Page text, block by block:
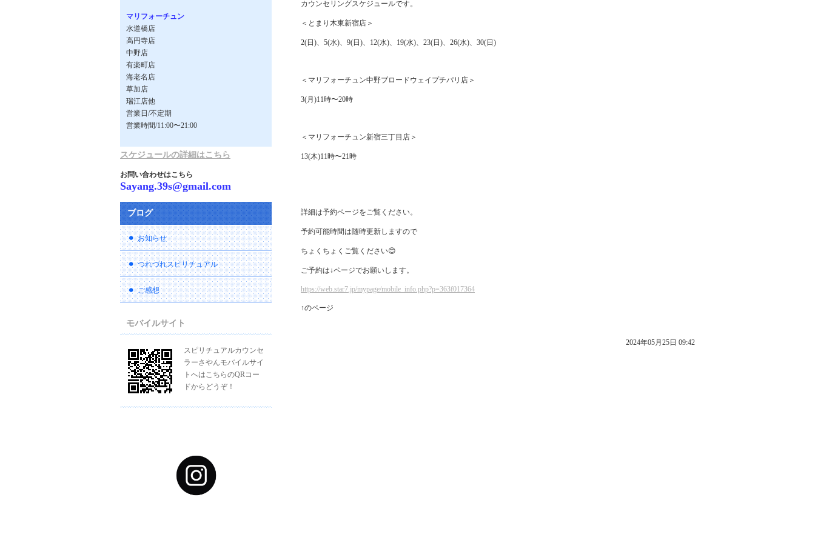
カウンセリングスケジュールです。
＜とまり木東新宿店＞
2(日)、5(水)、9(日)、12(水)、19(水)、23(日)、26(水)、30(日)
＜マリフォーチュン中野ブロードウェイプチパリ店＞
3(月)11時〜20時
＜マリフォーチュン新宿三丁目店＞
13(木)11時〜21時
詳細は予約ページをご覧ください。
予約可能時間は随時更新しますので
ちょくちょくご覧ください😊
ご予約は↓ページでお願いします。
https://web.star7.jp/mypage/mobile_info.php?p=363f017364
↑のページ
2024年05月25日 09:42
マリフォーチュン
水道橋店
高円寺店
中野店
有楽町店
海老名店
草加店
瑞江店他
営業日/不定期
営業時間/11:00〜21:00
スケジュールの詳細はこちら
お問い合わせはこちら
Sayang.39s@gmail.com
ブログ
お知らせ
つれづれスピリチュアル
ご感想
モバイルサイト
スピリチュアルカウンセ
ラーさやんモバイルサイ
トへはこちらのQRコー
ドからどうぞ！